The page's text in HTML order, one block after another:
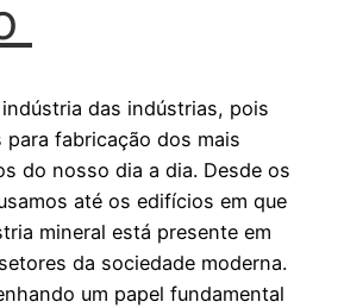
das indústrias, pois
fabricação dos mais
do nosso dia a dia. Desde os
até os edifícios em que
mineral está presente em
da sociedade moderna.
um papel fundamental